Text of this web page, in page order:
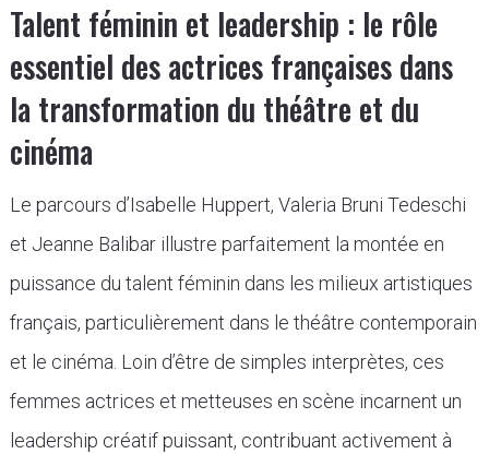
Talent féminin et leadership : le rôle
essentiel des actrices françaises dans
la transformation du théâtre et du
cinéma
Le parcours d’Isabelle Huppert, Valeria Bruni Tedeschi
et Jeanne Balibar illustre parfaitement la montée en
puissance du talent féminin dans les milieux artistiques
français, particulièrement dans le théâtre contemporain
et le cinéma. Loin d’être de simples interprètes, ces
femmes actrices et metteuses en scène incarnent un
leadership créatif puissant, contribuant activement à